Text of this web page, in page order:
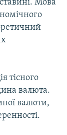
Мова
тісного
валюта.
валюти,